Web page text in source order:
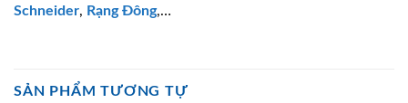
Schneider, Rạng Đông,…
SẢN PHẨM TƯƠNG TỰ